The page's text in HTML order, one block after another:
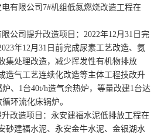
限公司7#机组低氮燃烧改造工程在
司提升改造项目：2022年12月31日完
年12月31日前完成尿素工艺改造、氨
集处理改造，减少挥发性有机物排放
造气工艺连续化改造等主体工程技改升
、1台40t/h造气余热炉，等量改建1台达
环流化床锅炉。
造项目：永安建福水泥低排放工程在
砂建福水泥、永安金牛水泥、金银湖水